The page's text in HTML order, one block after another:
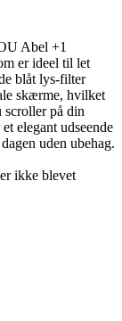
Abel +1
er ideel til let
blåt lys-filter
skærme, hvilket
scroller på din
elegant udseende
uden ubehag.
ikke blevet